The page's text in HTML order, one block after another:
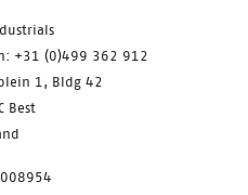
+31 (0)499 362 912
1, Bldg 42
Best